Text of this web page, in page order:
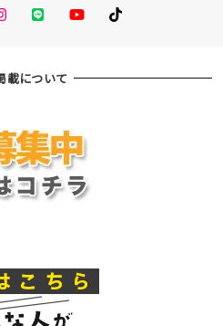
Instagram
LINE You TubeTikTok
載について